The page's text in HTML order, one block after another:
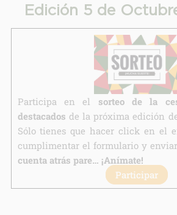
Edición 5 de
Participa en el sorteo de la
destacados de la próxima edición
Sólo tienes que hacer click en el
cumplimentar el formulario y
cuenta atrás pare… ¡Anímate!
Participar
Derechos:
Información adicional